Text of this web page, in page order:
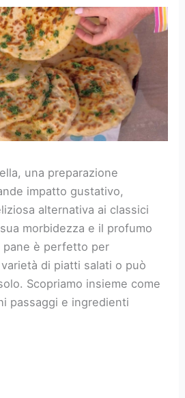
una preparazione
impatto gustativo,
alternativa ai classici
morbidezza e il profumo
è perfetto per
di piatti salati o può
Scopriamo insieme come
passaggi e ingredienti